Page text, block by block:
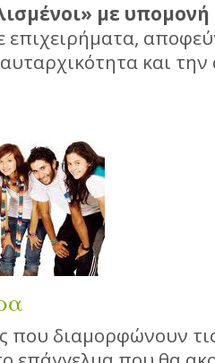
με
επιχειρήματα,
και
που διαμορφώνουν